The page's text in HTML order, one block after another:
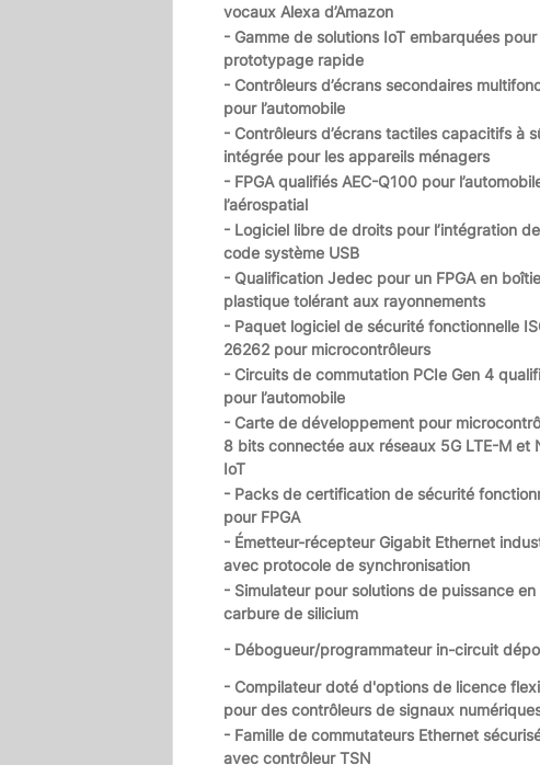
vocaux Alexa d’Amazon
- Gamme de solutions IoT embarquées
prototypage rapide
- Contrôleurs d’écrans secondaires
pour l’automobile
- Contrôleurs d’écrans tactiles capacitifs à
intégrée pour les appareils ménagers
- FPGA qualifiés AEC-Q100 pour
l’aérospatial
- Logiciel libre de droits pour l’intégration de
code système USB
- Qualification Jedec pour un FPGA en
plastique tolérant aux rayonnements
- Paquet logiciel de sécurité fonctionnelle
26262 pour microcontrôleurs
- Circuits de commutation PCIe Gen 4
pour l’automobile
- Carte de développement pour
8 bits connectée aux réseaux 5G LTE-M et
IoT
- Packs de certification de sécurité
pour FPGA
- Émetteur-récepteur Gigabit Ethernet
avec protocole de synchronisation
- Simulateur pour solutions de puissance en
carbure de silicium
- Débogueur/programmateur in-circuit
- Compilateur doté d'options de licence
pour des contrôleurs de signaux
- Famille de commutateurs Ethernet
avec contrôleur TSN